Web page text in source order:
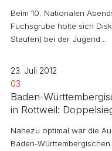
Beim 10. Nationalen
Fuchsgrube holte sich
Staufen) bei der Jugend…
23. Juli 2012
03
Baden-
in Rottweil:
Nahezu optimal war die
Baden-